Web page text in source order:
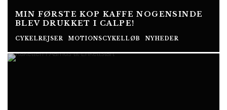
MIN FØRSTE KOP KAFFE NOGENSINDE
BLEV DRUKKET I CALPE!
CYKELREJSER MOTIONSCYKELLØB NYHEDER